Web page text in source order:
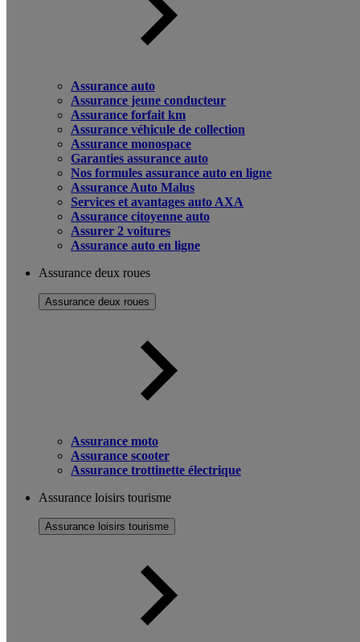
Assurance auto
Assurance jeune conducteur
Assurance forfait km
Assurance véhicule de collection
Assurance monospace
Garanties assurance auto
Nos formules assurance auto en ligne
Assurance Auto Malus
Services et avantages auto AXA
Assurance citoyenne auto
Assurer 2 voitures
Assurance auto en ligne
Assurance deux roues
Assurance deux roues
Assurance moto
Assurance scooter
Assurance trottinette électrique
Assurance loisirs tourisme
Assurance loisirs tourisme